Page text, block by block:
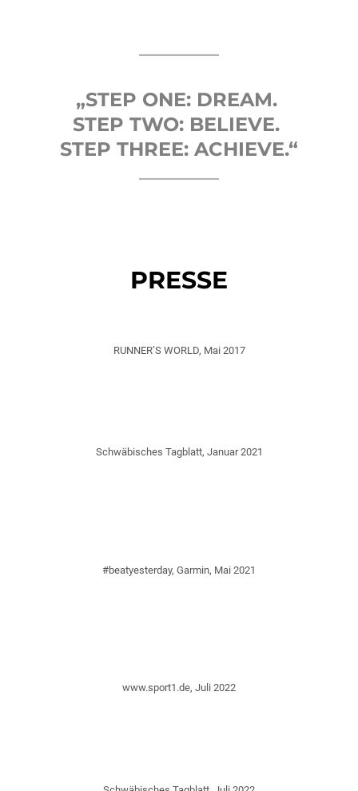
„STEP ONE: DREAM.
STEP TWO: BELIEVE.
STEP THREE: ACHIEVE.“
PRESSE
RUNNER’S WORLD, Mai 2017
Schwäbisches Tagblatt, Januar 2021
#beatyesterday, Garmin, Mai 2021
www.sport1.de, Juli 2022